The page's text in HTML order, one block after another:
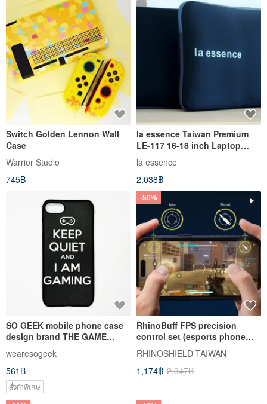
Switch Golden Lennon Wall
Case
Warrior Studio
745฿
la essence Taiwan Premium
LE-117 16-18 inch Laptop
Sleeve, Gaming Laptop Case,
Computer Protective Bag
la essence
2,038฿
SO GEEK mobile phone case
design brand THE GAME
GEEK keeps quiet
wearesogeek
561฿
สั่งทำพิเศษ
-50%
RhinoBuff FPS precision
control set (esports phone
case + matte glass protector)
iPhone
RHINOSHIELD TAIWAN
1,174฿ 2,347฿